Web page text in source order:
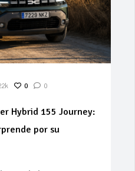
0 0
Hybrid 155 Journey:
por su